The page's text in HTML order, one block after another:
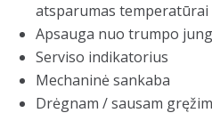
atsparumas
Apsauga nuo trumpo
Serviso indikatorius
Mechaninė sankaba
Drėgnam / sausam